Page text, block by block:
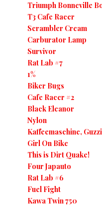
Triumph Bonneville
T3 Cafe Racer
Scrambler Cream
Carburator Lamp
Survivor
Rat Lab #7
1%
Biker Bugs
Cafe Racer #2
Black Eleanor
Nylon
Kaffeemaschine,
Girl On Bike
This is Dirt Quake!
Four Japauto
Rat Lab #6
Fuel Fight
Kawa Twin 750